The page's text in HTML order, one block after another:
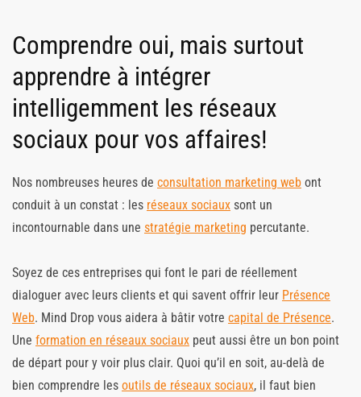
Comprendre oui, mais surtout
apprendre à intégrer
intelligemment les réseaux
sociaux pour vos affaires!
Nos nombreuses heures de consultation marketing web ont
conduit à un constat : les réseaux sociaux sont un
incontournable dans une stratégie marketing percutante.
Soyez de ces entreprises qui font le pari de réellement
dialoguer avec leurs clients et qui savent offrir leur Présence
Web. Mind Drop vous aidera à bâtir votre capital de Présence.
Une formation en réseaux sociaux peut aussi être un bon point
de départ pour y voir plus clair. Quoi qu’il en soit, au-delà de
bien comprendre les outils de réseaux sociaux, il faut bien